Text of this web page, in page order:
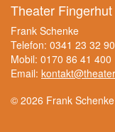
Theater Fingerhut
Frank Schenke
Telefon: 0341 23 32
Mobil: 0170 86 41 400
Email:
© 2026 Frank